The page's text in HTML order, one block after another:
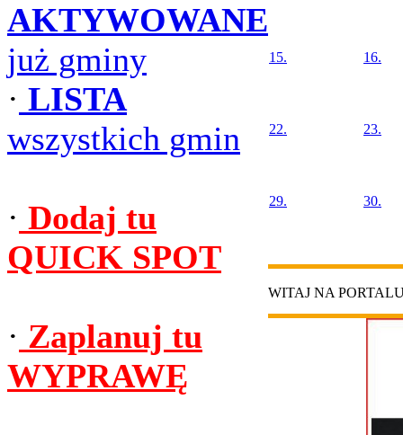
AKTYWOWANE
już gminy
· LISTA
wszystkich gmin
· Dodaj tu
QUICK SPOT
· Zaplanuj tu
WYPRAWĘ
15. 16.
22. 23.
29. 30.
WITAJ NA